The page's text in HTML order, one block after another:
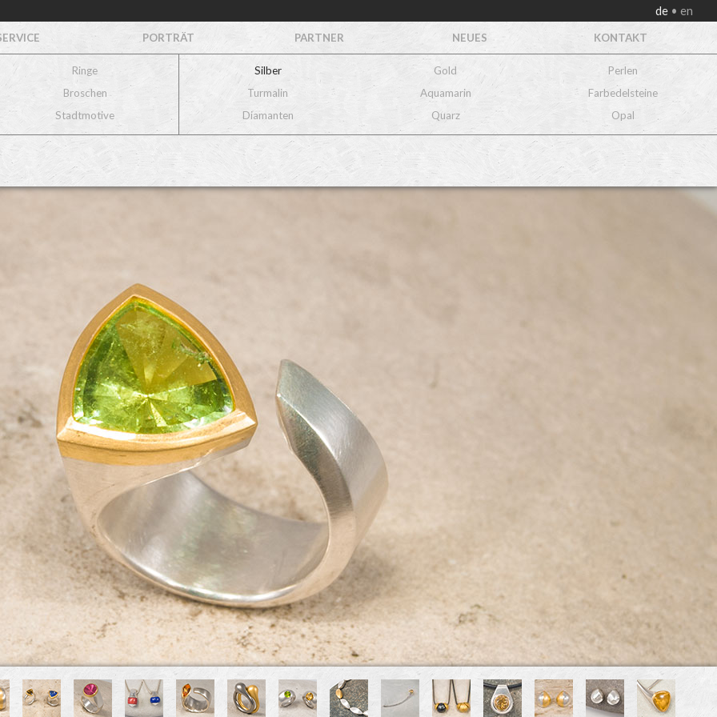
de en
PORTRÄT PARTNER NEUES KONTAKT
Ringe
Broschen
Stadtmotive
Silber Gold
Perlen
Turmalin
Aquamarin
Farbedelsteine
Diamanten
Quarz Opal